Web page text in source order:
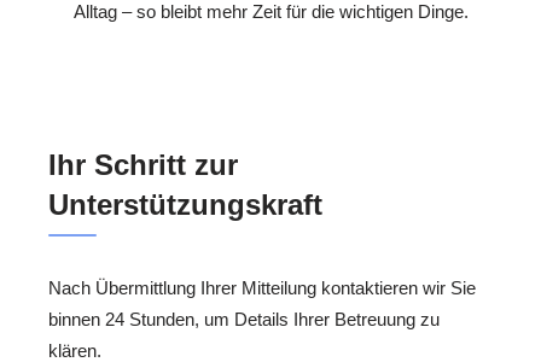
Alltag – so bleibt mehr Zeit für die wichtigen Dinge.
Ihr Schritt zur
Unterstützungskraft
Nach Übermittlung Ihrer Mitteilung kontaktieren wir Sie
binnen 24 Stunden, um Details Ihrer Betreuung zu
klären.